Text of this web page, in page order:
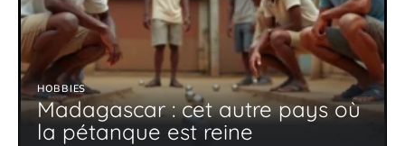
HOBBIES
Madagascar : cet autre pays où
la pétanque est reine